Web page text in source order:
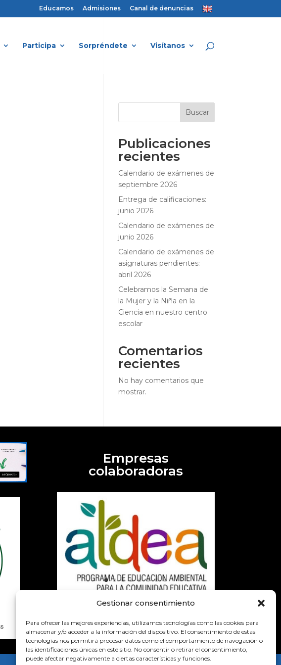
Gestionar consentimiento
Para ofrecer las mejores experiencias, utilizamos tecnologías como las cookies para
almacenar y/o acceder a la información del dispositivo. El consentimiento de estas
tecnologías nos permitirá procesar datos como el comportamiento de navegación o
las identificaciones únicas en este sitio. No consentir o retirar el consentimiento,
puede afectar negativamente a ciertas características y funciones.
Educamos Admisiones Canal de denuncias
Participa Sorpréndete Visítanos
Buscar
Publicaciones
recientes
Calendario de exámenes de
septiembre 2026
Entrega de calificaciones:
junio 2026
Calendario de exámenes de
junio 2026
Calendario de exámenes de
asignaturas pendientes:
abril 2026
Celebramos la Semana de
la Mujer y la Niña en la
Ciencia en nuestro centro
escolar
Comentarios
recientes
No hay comentarios que
mostrar.
Empresas
colaboradoras